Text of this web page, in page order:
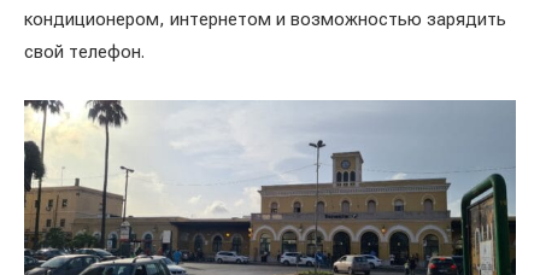
кондиционером, интернетом и возможностью зарядить
свой телефон.